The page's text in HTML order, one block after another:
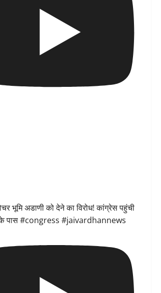
भूमि अडाणी को देने का विरोध! कांग्रेस पहुंची
पास #congress #jaivardhannews